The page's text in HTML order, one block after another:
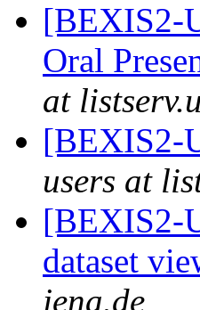
[BEXIS2-
Oral
at
[BEXIS2-
users at
[BEXIS2-
dataset
jena.de